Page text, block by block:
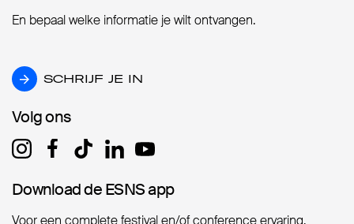
En bepaal welke informatie je wilt ontvangen.
SCHRIJF JE IN
SCHRIJF JE IN
Volg ons
Volg ons
Download de ESNS app
Download de ESNS app
Voor een complete festival en/of conference ervaring.